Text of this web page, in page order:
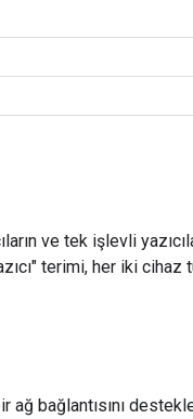
ve tek işlevli
terimi, her iki cihaz
ağ bağlantısını